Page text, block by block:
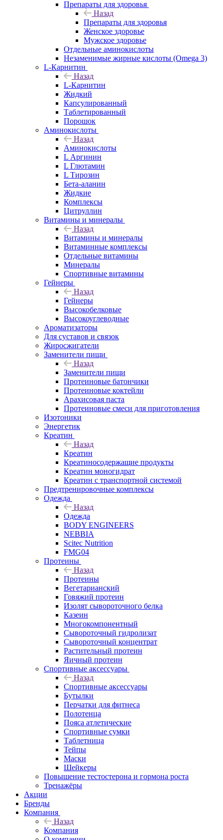
Препараты для здоровья
Назад
Препараты для здоровья
Женское здоровье
Мужское здоровье
Отдельные аминокислоты
Незаменимые жирные кислоты (Omega 3)
L-Карнитин
Назад
L-Карнитин
Жидкий
Капсулированный
Таблетированный
Порошок
Аминокислоты
Назад
Аминокислоты
L Аргинин
L Глютамин
L Тирозин
Бета-аланин
Жидкие
Комплексы
Цитруллин
Витамины и минералы
Назад
Витамины и минералы
Витаминные комплексы
Отдельные витамины
Минералы
Спортивные витамины
Гейнеры
Назад
Гейнеры
Высокобелковые
Высокоуглеводные
Ароматизаторы
Для суставов и связок
Жиросжигатели
Заменители пищи
Назад
Заменители пищи
Протеиновые батончики
Протеиновые коктейли
Арахисовая паста
Протеиновые смеси для приготовления
Изотоники
Энергетик
Креатин
Назад
Креатин
Креатиносодержащие продукты
Креатин моногидрат
Креатин с транспортной системой
Предтренировочные комплексы
Одежда
Назад
Одежда
BODY ENGINEERS
NEBBIA
Scitec Nutrition
FMG04
Протеины
Назад
Протеины
Вегетарианский
Говяжий протеин
Изолят сывороточного белка
Казеин
Многокомпонентный
Сывороточный гидролизат
Сывороточный концентрат
Растительный протеин
Яичный протеин
Спортивные аксессуары
Назад
Спортивные аксессуары
Бутылки
Перчатки для фитнеса
Полотенца
Пояса атлетические
Спортивные сумки
Таблетница
Тейпы
Маски
Шейкеры
Повышение тестостерона и гормона роста
Тренажёры
Акции
Бренды
Компания
Назад
Компания